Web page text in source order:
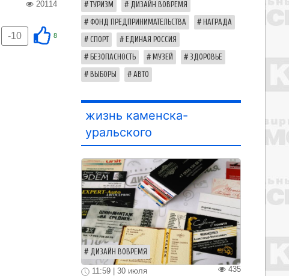
20114
8
-10
ТУРИЗМ ДИЗАЙН ВОВРЕМЯ
ФОНД ПРЕДПРИНИМАТЕЛЬСТВА НАГРАДА
СПОРТ ЕДИНАЯ РОССИЯ
БЕЗОПАСНОСТЬ МУЗЕЙ ЗДОРОВЬЕ
ВЫБОРЫ АВТО
жизнь каменска-
уральского
ДИЗАЙН ВОВРЕМЯ
435
11:59 | 30 июля